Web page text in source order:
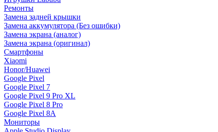
Ремонты
Замена задней крышки
Замена аккумулятора (Без ошибки)
Замена экрана (аналог)
Замена экрана (оригинал)
Смартфоны
Xiaomi
Honor/Huawei
Google Pixel
Google Pixel 7
Google Pixel 9 Pro XL
Google Pixel 8 Pro
Google Pixel 8A
Мониторы